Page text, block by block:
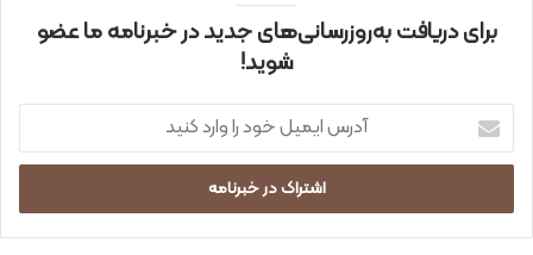
برای دریافت به‌روزرسانی‌های جدید در خبرنامه ما عضو
شوید!
ر
ا
ی